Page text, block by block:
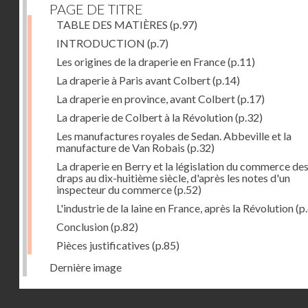
PAGE DE TITRE
TABLE DES MATIÈRES (p.97)
INTRODUCTION (p.7)
Les origines de la draperie en France(p.11)
La draperie à Paris avant Colbert(p.14)
La draperie en province, avant Colbert(p.17)
La draperie de Colbert à la Révolution(p.32)
Les manufactures royales de Sedan. Abbeville et la
manufacture de Van Robais (p.32)
La draperie en Berry et la législation du commerce des
draps au dix-huitième siècle, d'après les notes d'un
inspecteur du commerce(p.52)
L'industrie de la laine en France, après la Révolution
Conclusion(p.82)
Pièces justificatives (p.85)
Dernière image